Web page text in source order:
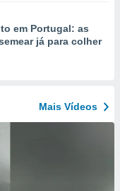
em Portugal: as
já para colher
Mais Vídeos